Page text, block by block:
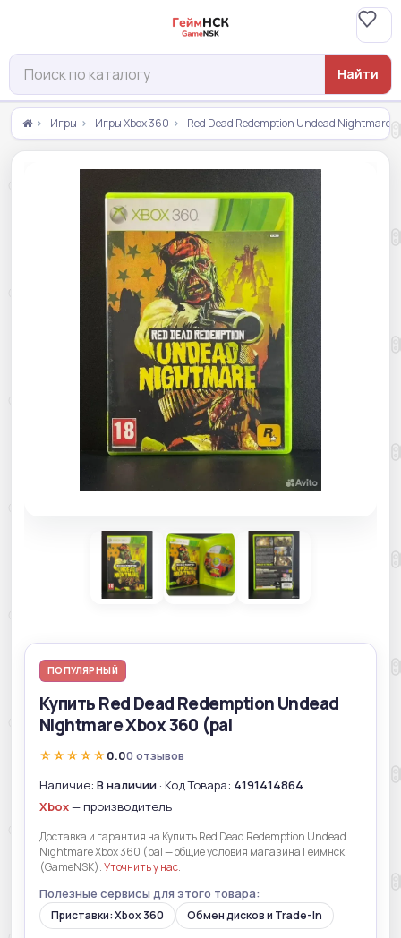
Найти
Игры Игры Xbox 360 Red Dead Redemption Undead Nightmare
ПОПУЛЯРНЫЙ
Купить Red Dead Redemption Undead
Nightmare Xbox 360 (pal
☆☆☆☆☆ 0.00 отзывов
Наличие: В наличии · Код Товара: 4191414864
Xbox— производитель
Доставка и гарантия на Купить Red Dead Redemption Undead
Nightmare Xbox 360 (pal — общие условия магазина Геймнск
(GameNSK).Уточнить у нас.
Полезные сервисы для этого товара:
Приставки: Xbox 360 Обмен дисков и Trade-In